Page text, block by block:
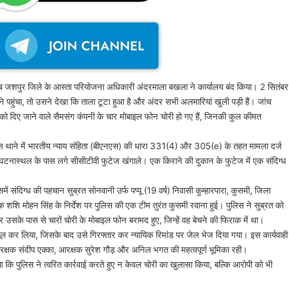
जिले के आस्ता परियोजना अधिकारी अंदरमाला बखला ने कार्यालय बंद किया। 2 सितंबर
तो उसने देखा कि ताला टूटा हुआ है और अंदर सभी अलमारियां खुली पड़ी हैं। जांच
दिए जाने वाले सैमसंग कंपनी के चार मोबाइल फोन चोरी हो गए हैं, जिनकी कुल कीमत
में भारतीय न्याय संहिता (बीएनएस) की धारा 331(4) और 305(e) के तहत मामला दर्ज
के पास लगे सीसीटीवी फुटेज खंगाले। एक किराने की दुकान के फुटेज में एक संदिग्ध
की पहचान सुब्रत सोनवानी उर्फ पप्पू (19 वर्ष) निवासी कुम्हारपारा, कुसमी, जिला
शशि मोहन सिंह के निर्देश पर पुलिस की एक टीम तुरंत कुसमी रवाना हुई। पुलिस ने सुब्रत को
पास से चारों चोरी के मोबाइल फोन बरामद हुए, जिन्हें वह बेचने की फिराक में था।
लिया, जिसके बाद उसे गिरफ्तार कर न्यायिक रिमांड पर जेल भेज दिया गया। इस कार्यवाही
संदीप एक्का, आरक्षक सुरेश गौड़ और अनिल भगत की महत्वपूर्ण भूमिका रही।
कि पुलिस ने त्वरित कार्रवाई करते हुए न केवल चोरी का खुलासा किया, बल्कि आरोपी को भी